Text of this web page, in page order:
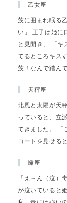
乙女座
茨に囲まれ眠る
い」 王子は姫に
と見開き、 「キ
てるところキス
茨！なんで踏ん
天秤座
北風と太陽が天
っていると、立
てきました。 「
コートを見せる
蠍座
「え～ん（泣）
が泣いていると